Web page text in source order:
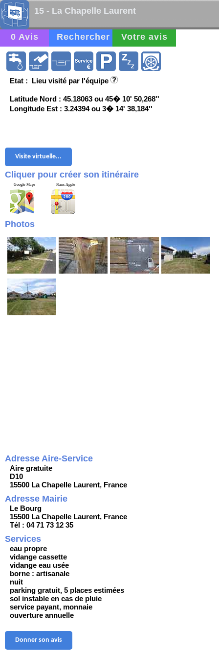
15 - La Chapelle Laurent
0 Avis Rechercher Votre avis
Etat : Lieu visité par l'équipe
Latitude Nord : 45.18063 ou 45� 10' 50,268''
Longitude Est : 3.24394 ou 3� 14' 38,184''
Visite virtuelle...
Cliquer pour créer son itinéraire
Google Maps Plans Apple
Photos
Adresse Aire-Service
Aire gratuite
D10
15500 La Chapelle Laurent, France
Adresse Mairie
Le Bourg
15500 La Chapelle Laurent, France
Tél : 04 71 73 12 35
Services
eau propre
vidange cassette
vidange eau usée
borne : artisanale
nuit
parking gratuit, 5 places estimées
sol instable en cas de pluie
service payant, monnaie
ouverture annuelle
Donner son avis